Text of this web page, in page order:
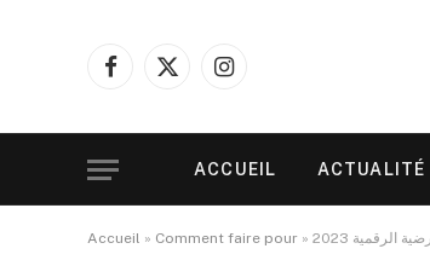
Facebook
X
Instagram
ACCUEIL ACTUALITÉ
Accueil » Comment faire pour »